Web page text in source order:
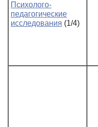
Психолого-
педагогические
исследования (1/4)